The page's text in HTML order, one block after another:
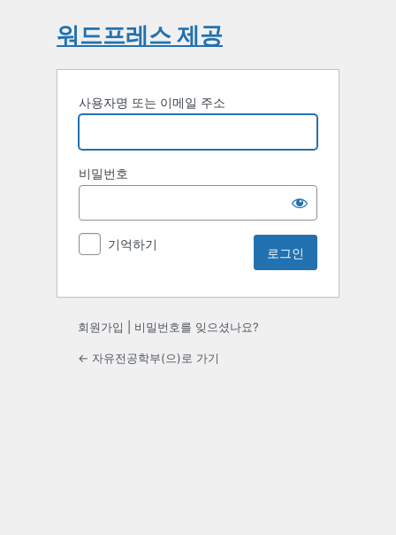
워드프레스 제공
사용자명 또는 이메일 주소
비밀번호
기억하기
회원가입 비밀번호를 잊으셨나요?
← 자유전공학부(으)로 가기